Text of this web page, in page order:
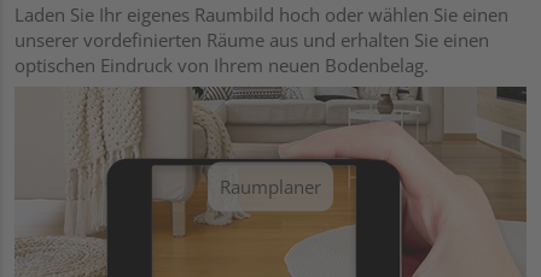
Laden Sie Ihr eigenes Raumbild hoch oder wählen Sie einen
unserer vordefinierten Räume aus und erhalten Sie einen
optischen Eindruck von Ihrem neuen Bodenbelag.
Raumplaner